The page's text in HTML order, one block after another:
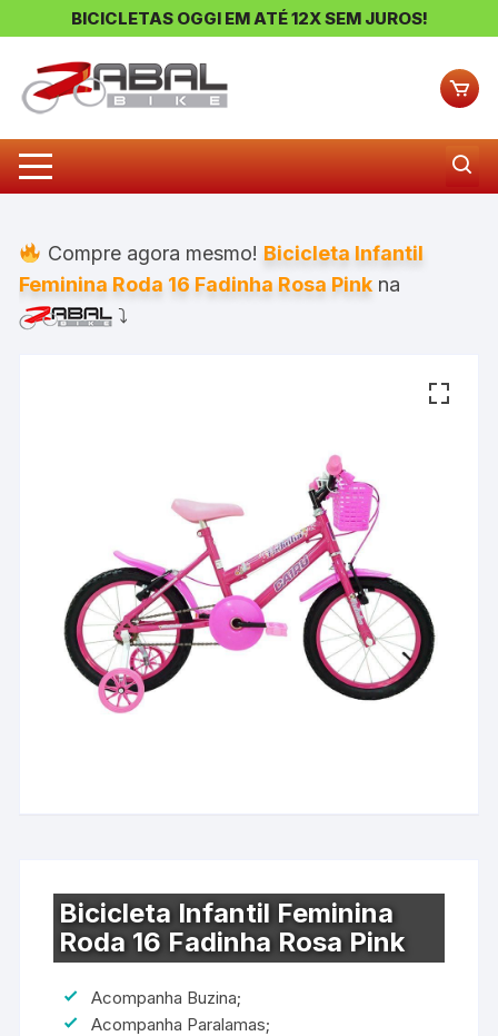
BICICLETAS OGGI EM ATÉ 12X SEM JUROS!
Compre agora mesmo! Bicicleta Infantil
Feminina Roda 16 Fadinha Rosa Pink na
⤵
Bicicleta Infantil Feminina
Roda 16 Fadinha Rosa Pink
Acompanha Buzina;
Acompanha Paralamas;